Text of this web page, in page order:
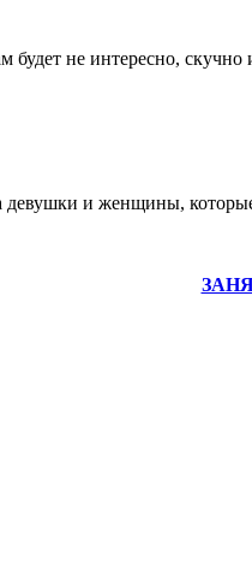
не интересно,
девушки и женщины,